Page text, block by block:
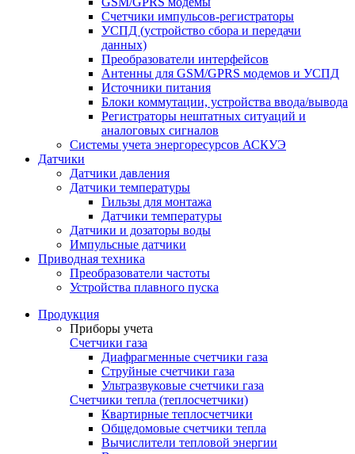
Счетчики импульсов-регистраторы
УСПД (устройство сбора и передачи
данных)
Преобразователи интерфейсов
Антенны для GSM/GPRS модемов и УСПД
Источники питания
Блоки коммутации, устройства ввода/вывода
Регистраторы нештатных ситуаций и
аналоговых сигналов
Системы учета энергоресурсов АСКУЭ
Датчики
Датчики давления
Датчики температуры
Гильзы для монтажа
Датчики температуры
Датчики и дозаторы воды
Импульсные датчики
Приводная техника
Преобразователи частоты
Устройства плавного пуска
Продукция
Приборы учета
Счетчики газа
Диафрагменные счетчики газа
Струйные счетчики газа
Ультразвуковые счетчики газа
Счетчики тепла (теплосчетчики)
Квартирные теплосчетчики
Общедомовые счетчики тепла
Вычислители тепловой энергии